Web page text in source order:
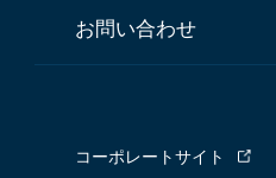
お問い合わせ
コーポレートサイト